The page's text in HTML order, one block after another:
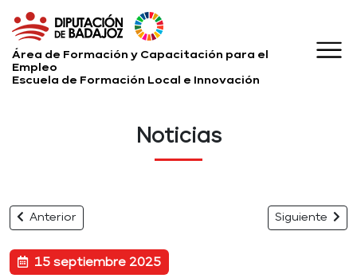
Área de Formación y Capacitación para el
Empleo
Escuela de Formación Local e Innovación
Noticias
Anterior Siguiente
15 septiembre 2025